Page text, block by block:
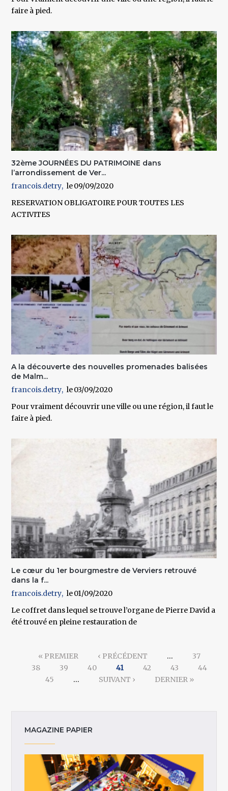
faire à pied.
32ème JOURNÉES DU PATRIMOINE dans
l’arrondissement de Ver...
francois.detry
09/09/2020
RESERVATION OBLIGATOIRE POUR TOUTES LES
ACTIVITES
A la découverte des nouvelles promenades balisées
de Malm...
francois.detry
03/09/2020
Pour vraiment découvrir une ville ou une région, il faut le
faire à pied.
Le cœur du 1er bourgmestre de Verviers retrouvé
dans la f...
francois.detry
01/09/2020
Le coffret dans lequel se trouve l’organe de Pierre David a
été trouvé en pleine restauration de
« PREMIER ‹ PRÉCÉDENT …
37
38
39 40 41 42 43
44
45
… SUIVANT › DERNIER »
MAGAZINE PAPIER